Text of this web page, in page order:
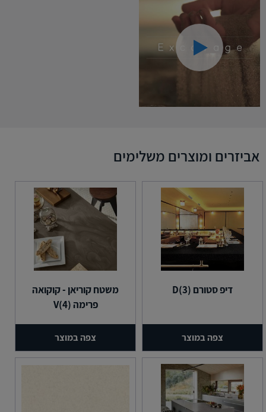
אביזרים ומוצרים משלימים
דיפ סטורם (3)D
צפה במוצר
משטח קוריאן - קוקואה
פרימה (4)V
צפה במוצר